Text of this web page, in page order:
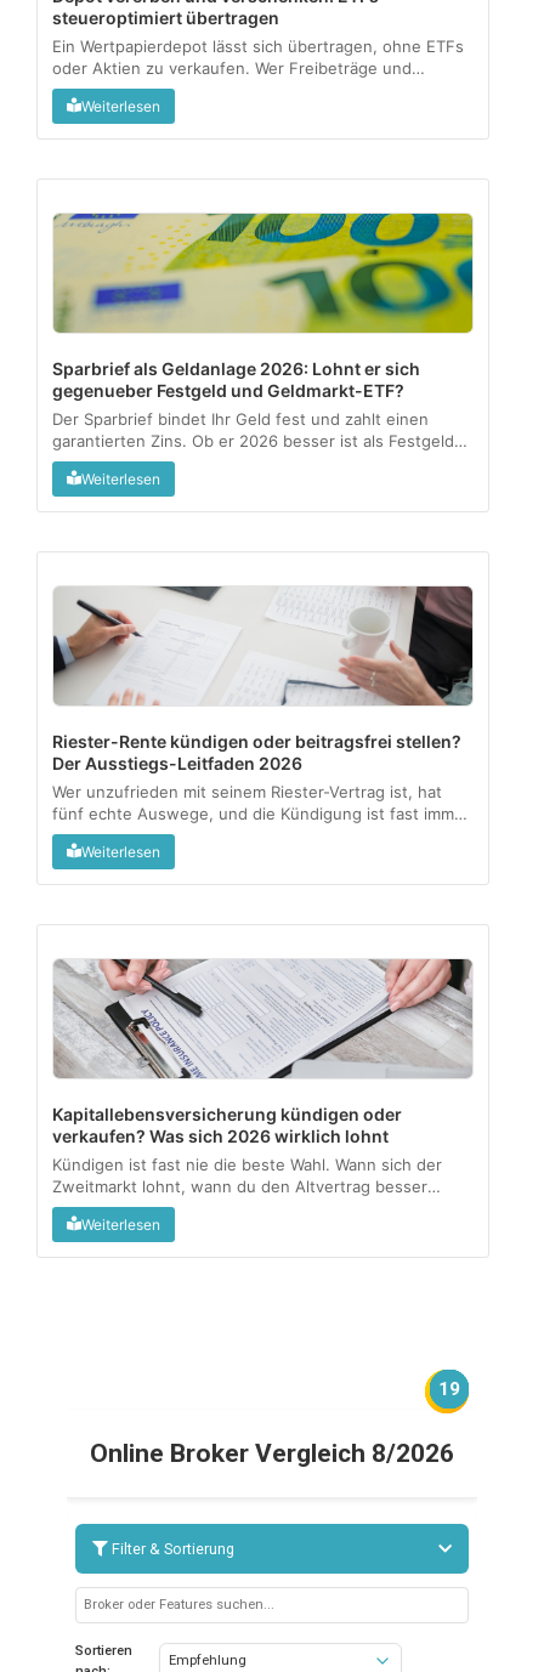
steueroptimiert übertragen
Ein Wertpapierdepot lässt sich übertragen, ohne ETFs
oder Aktien zu verkaufen. Wer Freibeträge und
Meldepflichten kennt, gibt Vermögen steuerfrei an die
nächste Generation weiter....
Weiterlesen
Sparbrief als Geldanlage 2026: Lohnt er sich
gegenueber Festgeld und Geldmarkt-ETF?
Der Sparbrief bindet Ihr Geld fest und zahlt einen
garantierten Zins. Ob er 2026 besser ist als Festgeld
oder ein Geldmarkt-ETF, haengt an drei Fragen:
Verfuegbarkeit, Rendite nach Kosten und wie aktiv Sie
Weiterlesen
Riester-Rente kündigen oder beitragsfrei stellen?
Der Ausstiegs-Leitfaden 2026
Wer unzufrieden mit seinem Riester-Vertrag ist, hat
fünf echte Auswege, und die Kündigung ist fast immer
der teuerste. Dieser Leitfaden zeigt, was mit Zulagen
und Steuervorteilen passiert und welche Option zu
Weiterlesen
Kapitallebensversicherung kündigen oder
verkaufen? Was sich 2026 wirklich lohnt
Kündigen ist fast nie die beste Wahl. Wann sich der
Zweitmarkt lohnt, wann du den Altvertrag besser
behältst, und wo die Steuerfalle lauert....
Weiterlesen